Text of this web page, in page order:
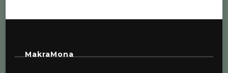
MakraMona